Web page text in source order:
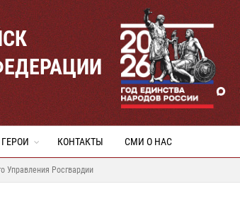
ГЕРОИ КОНТАКТЫ СМИ О НАС
Управления Росгвардии